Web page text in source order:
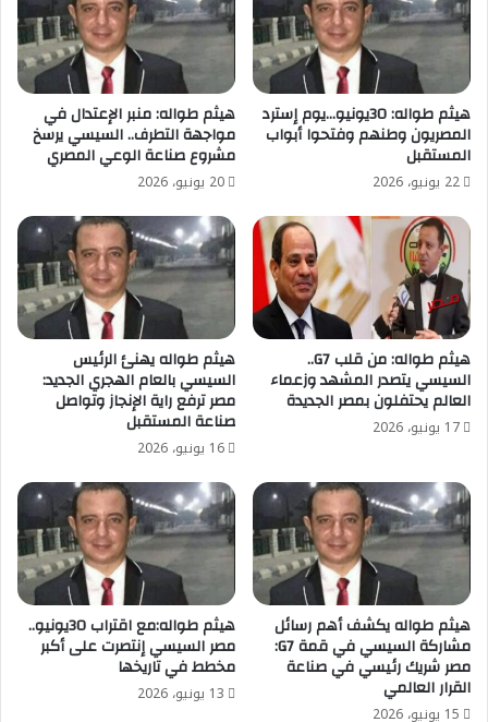
هيثم طواله: 30يونيو…يوم إسترد
المصريون وطنهم وفتحوا أبواب
المستقبل
22 يونيو، 2026
هيثم طواله: منبر الإعتدال في
مواجهة التطرف.. السيسي يرسخ
مشروع صناعة الوعي المصري
20 يونيو، 2026
هيثم طواله: من قلب G7..
السيسي يتصدر المشهد وزعماء
العالم يحتفلون بمصر الجديدة
17 يونيو، 2026
هيثم طواله يهنئ الرئيس
السيسي بالعام الهجري الجديد:
مصر ترفع راية الإنجاز وتواصل
صناعة المستقبل
16 يونيو، 2026
هيثم طواله يكشف أهم رسائل
مشاركة السيسي في قمة G7:
مصر شريك رئيسي في صناعة
القرار العالمي
15 يونيو، 2026
هيثم طواله:مع اقتراب 30يونيو..
مصر السيسي إنتصرت على أكبر
مخطط في تاريخها
13 يونيو، 2026